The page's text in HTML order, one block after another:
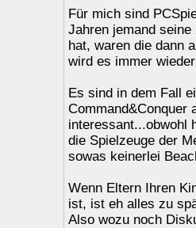
Für mich sind
Jahren jemand
hat, waren die dann
wird es immer
Es sind in dem Fall
Command&Conquer
interessant...obwohl
die Spielzeuge der
sowas keinerlei
Wenn Eltern Ihren
ist, ist eh alles zu
Also wozu noch